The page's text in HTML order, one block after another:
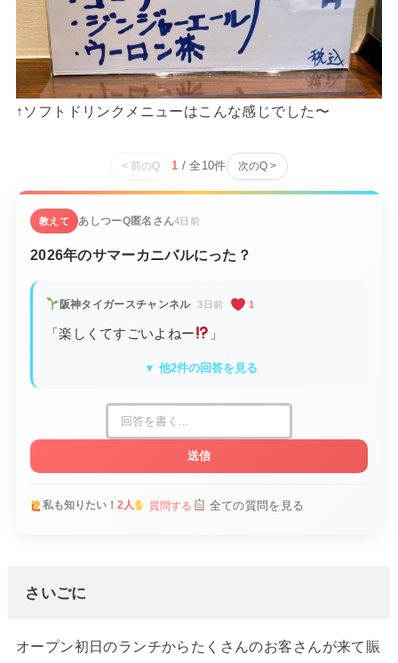
↑ソフトドリンクメニューはこんな感じでした〜
< 前のQ 1 / 全 10件 次のQ >
教えて あしつーQ匿名さん4日前
2026年のサマーカニバルにった？
阪神タイガースチャンネル 3日前 1
「楽しくてすごいよねー 」
▼ 他2件の回答を見る
送信
私も知りたい！ 2人 質問する 全ての質問を見る
さいごに
オープン初日のランチからたくさんのお客さんが来て賑